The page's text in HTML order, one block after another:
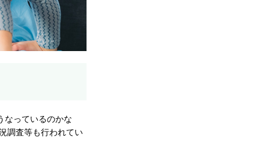
なっているのかな
調査等も行われてい